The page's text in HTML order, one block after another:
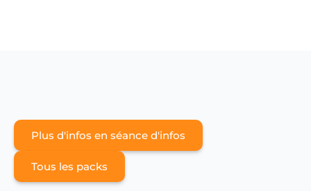
Plus d'infos en séance d'infos
Tous les packs